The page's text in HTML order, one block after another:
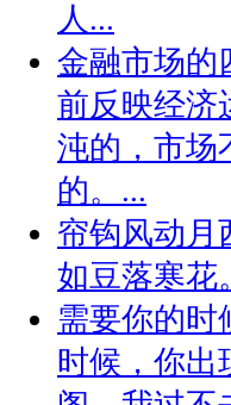
人...
金融市场的
前反映经济
沌的，市场
的。...
帘钩风动月
如豆落寒花。
需要你的时
时候，你出